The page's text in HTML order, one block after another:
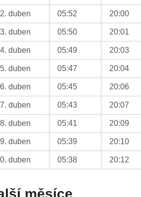
duben 05:52 20:00
duben 05:50 20:01
duben 05:49 20:03
duben 05:47 20:04
duben 05:45 20:06
duben 05:43 20:07
duben 05:41 20:09
duben 05:39 20:10
duben 05:38 20:12
měsíce